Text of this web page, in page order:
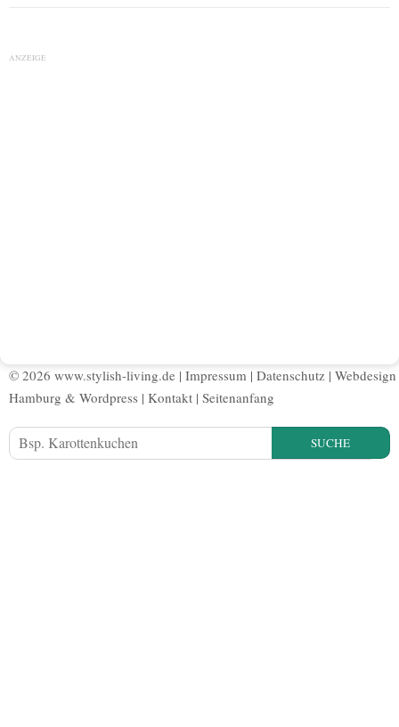
ANZEIGE
© 2026 www.stylish-living.de | Impressum | Datenschutz | Webdesign
Hamburg & Wordpress | Kontakt | Seitenanfang
SUCHE